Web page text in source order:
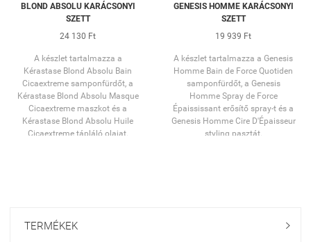
BLOND ABSOLU KARÁCSONYI
SZETT
24 130 Ft
A készlet tartalmazza a
Kérastase Blond Absolu Bain
Cicaextreme samponfürdőt, a
Kérastase Blond Absolu Masque
Cicaextreme maszkot és a
Kérastase Blond Absolu Huile
Cicaextreme tápláló olajat.
GENESIS HOMME KARÁCSONYI
SZETT
19 939 Ft
A készlet tartalmazza a Genesis
Homme Bain de Force Quotiden
samponfürdőt, a Genesis
Homme Spray de Force
Épaississant erősítő spray-t és a
Genesis Homme Cire D'Épaisseur
styling pasztát.
TERMÉKEK 